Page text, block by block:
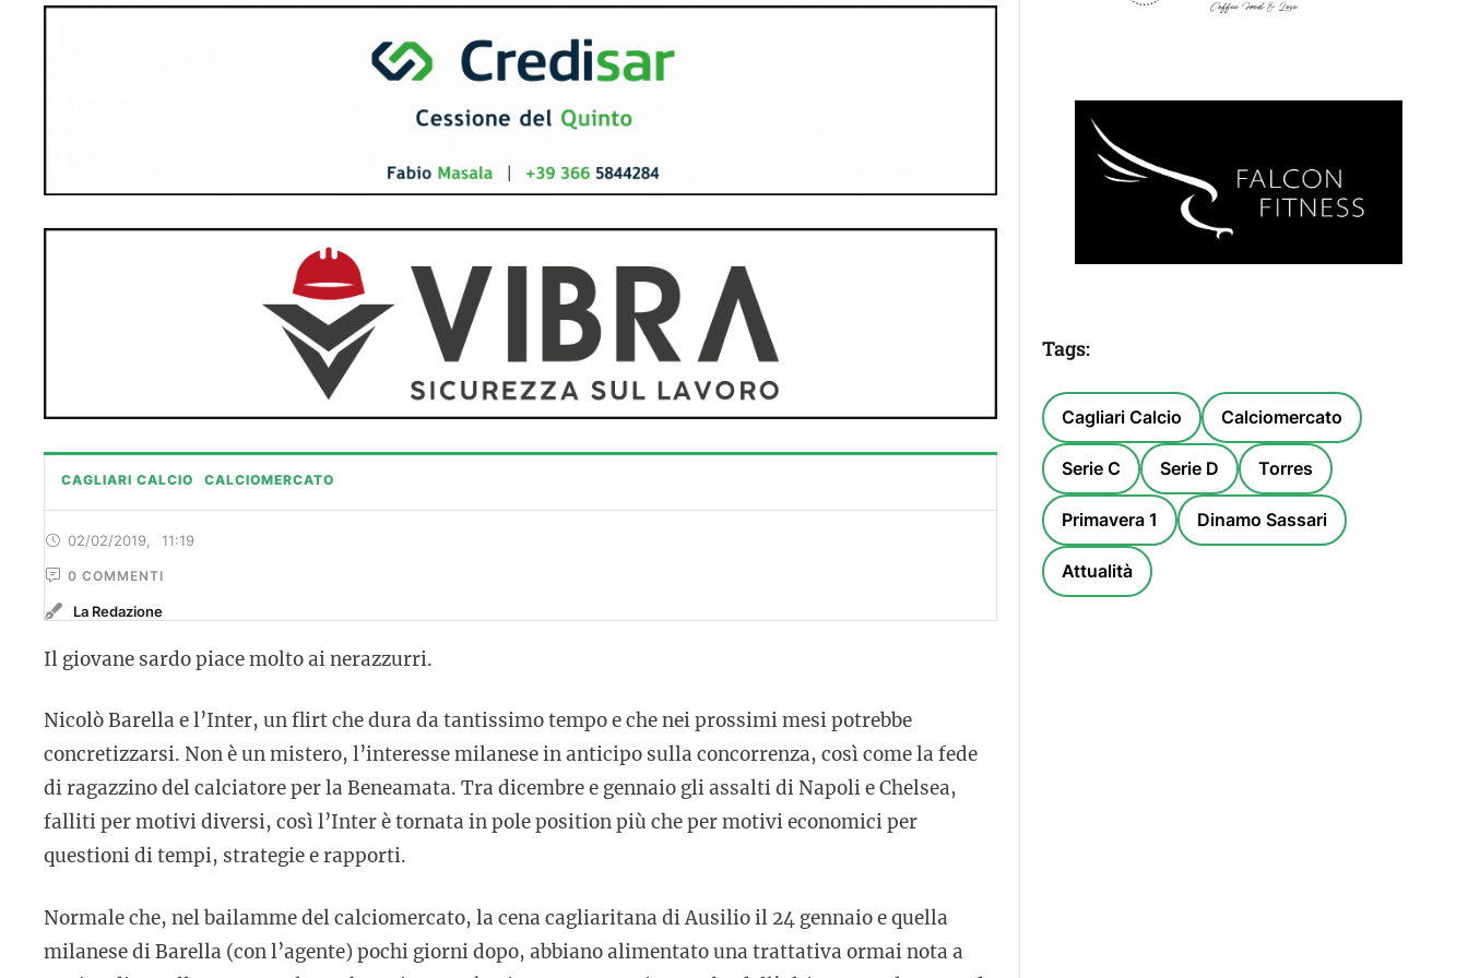
CAGLIARI CALCIO CALCIOMERCATO
02/02/2019 11:19
0 COMMENTI
La Redazione
Il giovane sardo piace molto ai nerazzurri.
Nicolò Barella e l’Inter, un flirt che dura da tantissimo tempo e che nei prossimi mesi potrebbe
concretizzarsi. Non è un mistero, l’interesse milanese in anticipo sulla concorrenza, così come la fede
di ragazzino del calciatore per la Beneamata. Tra dicembre e gennaio gli assalti di Napoli e Chelsea,
falliti per motivi diversi, così l’Inter è tornata in pole position più che per motivi economici per
questioni di tempi, strategie e rapporti.
Normale che, nel bailamme del calciomercato, la cena cagliaritana di Ausilio il 24 gennaio e quella
milanese di Barella (con l’agente) pochi giorni dopo, abbiano alimentato una trattativa ormai nota a
Tags:
Cagliari Calcio Calciomercato
Serie C Serie D Torres
Primavera 1 Dinamo Sassari
Attualità